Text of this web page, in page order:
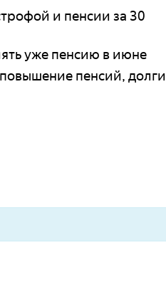
и пенсии за 30
уже пенсию в июне
пенсий, долги